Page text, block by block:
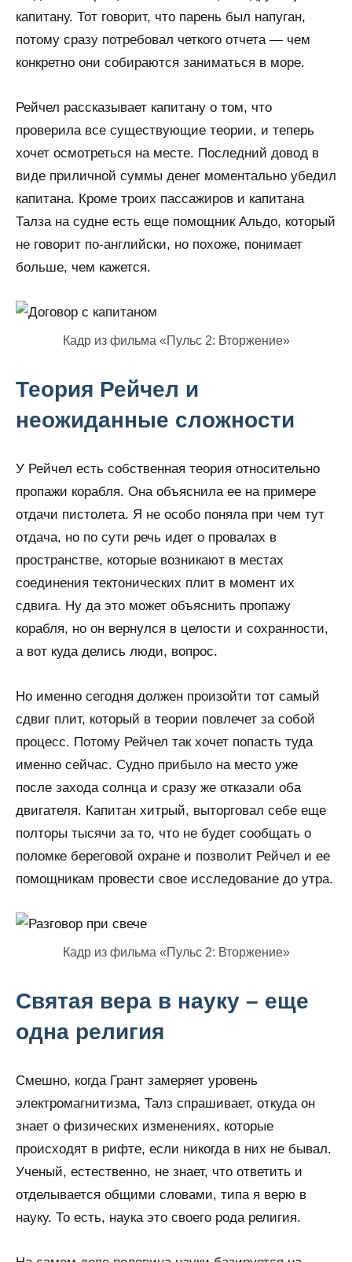
капитану. Тот говорит, что парень был напуган,
потому сразу потребовал четкого отчета — чем
конкретно они собираются заниматься в море.
Рейчел рассказывает капитану о том, что
проверила все существующие теории, и теперь
хочет осмотреться на месте. Последний довод в
виде приличной суммы денег моментально убедил
капитана. Кроме троих пассажиров и капитана
Талза на судне есть еще помощник Альдо, который
не говорит по-английски, но похоже, понимает
больше, чем кажется.
Кадр из фильма «Пульс 2: Вторжение»
Теория Рейчел и
неожиданные сложности
У Рейчел есть собственная теория относительно
пропажи корабля. Она объяснила ее на примере
отдачи пистолета. Я не особо поняла при чем тут
отдача, но по сути речь идет о провалах в
пространстве, которые возникают в местах
соединения тектонических плит в момент их
сдвига. Ну да это может объяснить пропажу
корабля, но он вернулся в целости и сохранности,
а вот куда делись люди, вопрос.
Но именно сегодня должен произойти тот самый
сдвиг плит, который в теории повлечет за собой
процесс. Потому Рейчел так хочет попасть туда
именно сейчас. Судно прибыло на место уже
после захода солнца и сразу же отказали оба
двигателя. Капитан хитрый, выторговал себе еще
полторы тысячи за то, что не будет сообщать о
поломке береговой охране и позволит Рейчел и ее
помощникам провести свое исследование до утра.
Кадр из фильма «Пульс 2: Вторжение»
Святая вера в науку – еще
одна религия
Смешно, когда Грант замеряет уровень
электромагнитизма, Талз спрашивает, откуда он
знает о физических изменениях, которые
происходят в рифте, если никогда в них не бывал.
Ученый, естественно, не знает, что ответить и
отделывается общими словами, типа я верю в
науку. То есть, наука это своего рода религия.